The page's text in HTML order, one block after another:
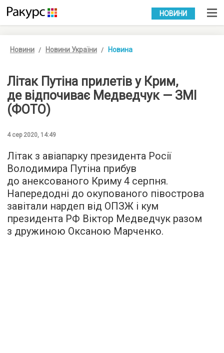
УКР РУС
НОВИНИ
Новини Новини України Новина
Літак Путіна прилетів у Крим,
де відпочиває Медведчук — ЗМІ
(ФОТО)
4 сер 2020, 14:49
Літак з авіапарку президента Росії
Володимира Путіна прибув
до анексованого Криму 4 серпня.
Напередодні до окупованого півострова
завітали нардеп від ОПЗЖ і кум
президента РФ Віктор Медведчук разом
з дружиною Оксаною Марченко.